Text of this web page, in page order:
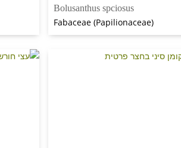
Bolusanthus spciosus
Fabaceae (Papilionaceae)